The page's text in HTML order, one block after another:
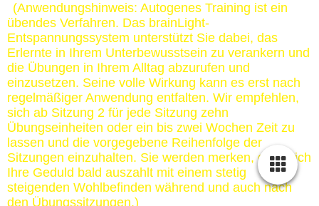
(Anwendungshinweis: Autogenes Training ist ein
übendes Verfahren. Das brainLight-
Entspannungssystem unterstützt Sie dabei, das
Erlernte in Ihrem Unterbewusstsein zu verankern und
die Übungen in Ihrem Alltag abzurufen und
einzusetzen. Seine volle Wirkung kann es erst nach
regelmäßiger Anwendung entfalten. Wir empfehlen,
sich ab Sitzung 2 für jede Sitzung zehn
Übungseinheiten oder ein bis zwei Wochen Zeit zu
lassen und die vorgegebene Reihenfolge der
Sitzungen einzuhalten. Sie werden merken, dass sich
Ihre Geduld bald auszahlt mit einem stetig
steigenden Wohlbefinden während und auch nach
den Übungssitzungen.)